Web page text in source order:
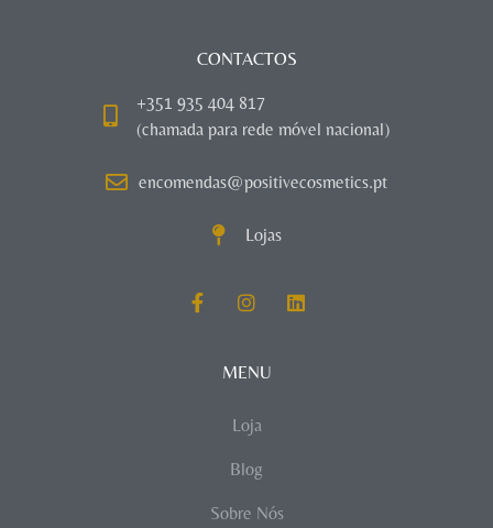
CONTACTOS
+351 935 404 817
(chamada para rede móvel nacional)
encomendas@positivecosmetics.pt
Lojas
MENU
Loja
Blog
Sobre Nós